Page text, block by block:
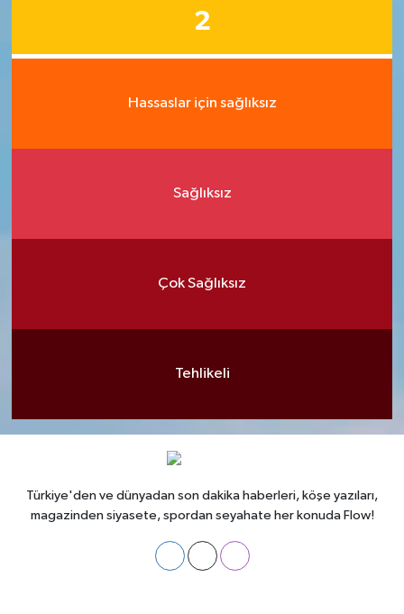
2
Hassaslar için sağlıksız
Sağlıksız
Çok Sağlıksız
Tehlikeli
Türkiye'den ve dünyadan son dakika haberleri, köşe yazıları,
magazinden siyasete, spordan seyahate her konuda Flow!